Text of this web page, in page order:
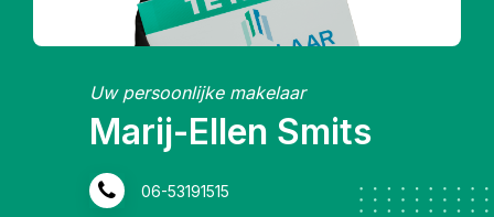
Uw persoonlijke makelaar
Marij-Ellen Smits
06-53191515